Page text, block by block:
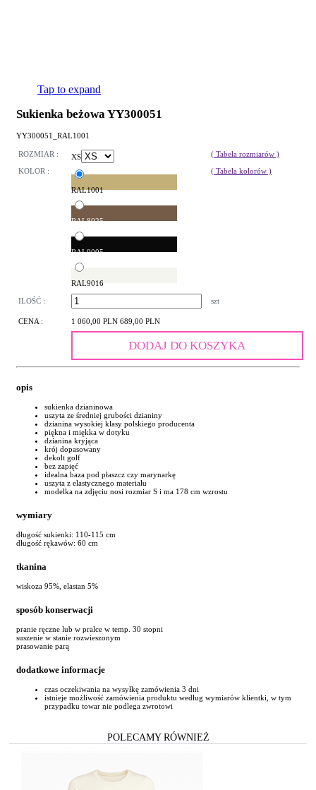
Tap to expand
Sukienka beżowa YY300051
YY300051_RAL1001
ROZMIAR : XS
( Tabela rozmiarów )
KOLOR :
RAL1001
RAL8025
RAL9005
RAL9016
( Tabela kolorów )
ILOŚĆ : szt
CENA : 1 060,00 PLN 689,00 PLN
DODAJ DO KOSZYKA
opis
sukienka dzianinowa
uszyta ze średniej grubości dzianiny
dzianina wysokiej klasy polskiego producenta
piękna i miękka w dotyku
dzianina kryjąca
krój dopasowany
dekolt golf
bez zapięć
idealna baza pod płaszcz czy marynarkę
uszyta z elastycznego materiału
modelka na zdjęciu nosi rozmiar S i ma 178 cm wzrostu
wymiary
długość sukienki: 110-115 cm
długość rękawów: 60 cm
tkanina
wiskoza 95%, elastan 5%
sposób konserwacji
pranie ręczne lub w pralce w temp. 30 stopni
suszenie w stanie rozwieszonym
prasowanie parą
dodatkowe informacje
czas oczekiwania na wysyłkę zamówienia 3 dni
istnieje możliwość zamówienia produktu według wymiarów klientki, w tym
przypadku towar nie podlega zwrotowi
POLECAMY RÓWNIEŻ